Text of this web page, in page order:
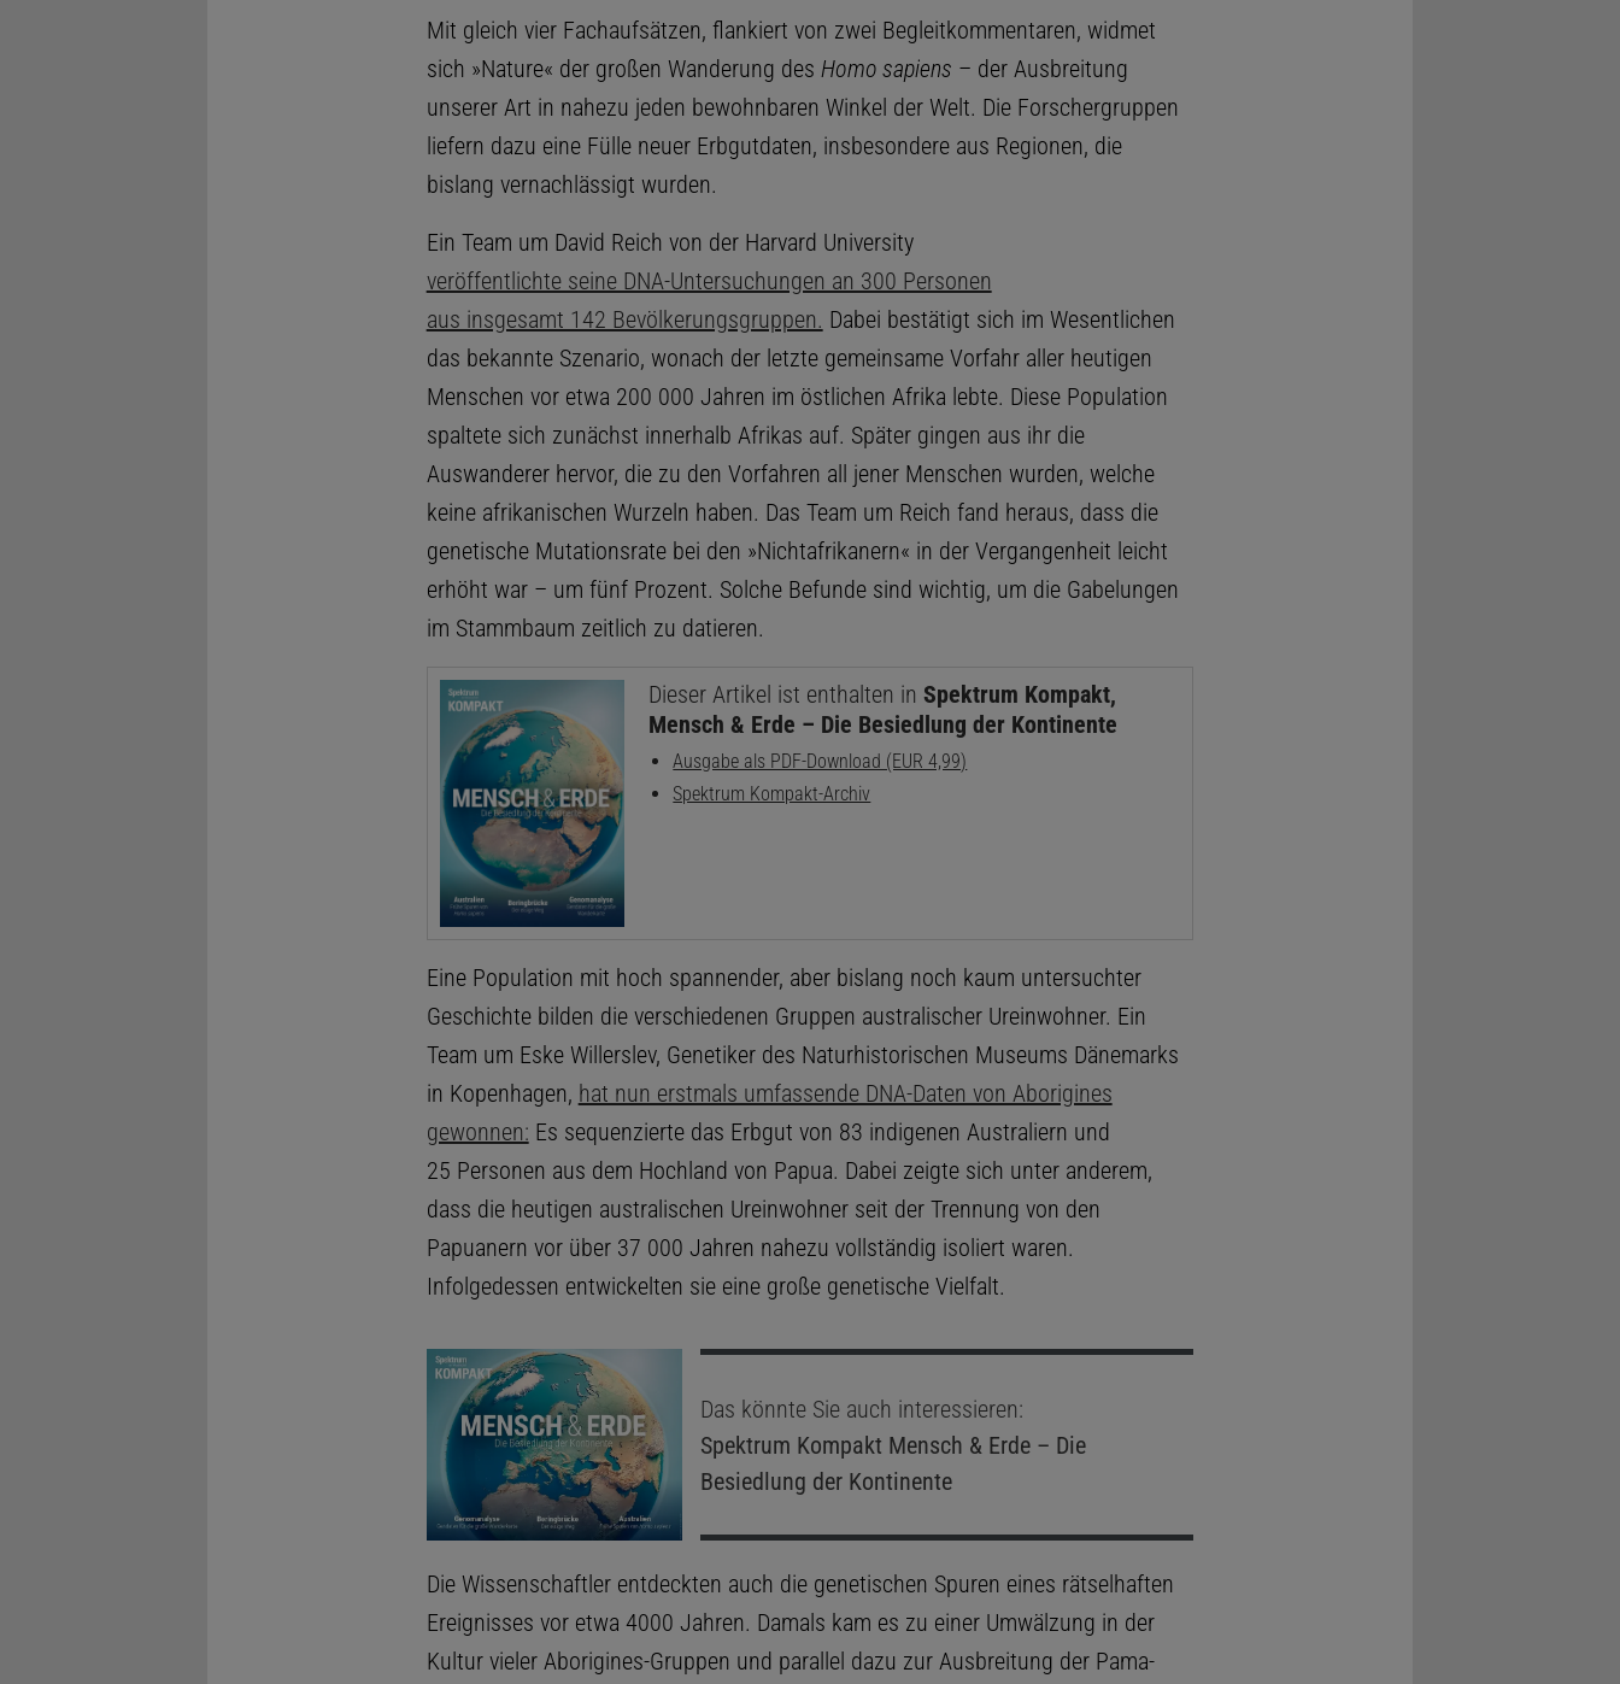
Mit gleich vier Fachaufsätzen, flankiert von zwei Begleitkommentaren, widmet
sich »Nature« der großen Wanderung des Homo sapiens – der Ausbreitung
unserer Art in nahezu jeden bewohnbaren Winkel der Welt. Die Forschergruppen
liefern dazu eine Fülle neuer Erbgutdaten, insbesondere aus Regionen, die
bislang vernachlässigt wurden.
Ein Team um David Reich von der Harvard University
veröffentlichte seine DNA-Untersuchungen an 300 Personen
aus insgesamt 142 Bevölkerungsgruppen. Dabei bestätigt sich im Wesentlichen
das bekannte Szenario, wonach der letzte gemeinsame Vorfahr aller heutigen
Menschen vor etwa 200 000 Jahren im östlichen Afrika lebte. Diese Population
spaltete sich zunächst innerhalb Afrikas auf. Später gingen aus ihr die
Auswanderer hervor, die zu den Vorfahren all jener Menschen wurden, welche
keine afrikanischen Wurzeln haben. Das Team um Reich fand heraus, dass die
genetische Mutationsrate bei den »Nichtafrikanern« in der Vergangenheit leicht
erhöht war – um fünf Prozent. Solche Befunde sind wichtig, um die Gabelungen
im Stammbaum zeitlich zu datieren.
Dieser Artikel ist enthalten inSpektrum Kompakt,
Mensch & Erde – Die Besiedlung der Kontinente
Ausgabe als PDF-Download (EUR 4,99)
Spektrum Kompakt-Archiv
Eine Population mit hoch spannender, aber bislang noch kaum untersuchter
Geschichte bilden die verschiedenen Gruppen australischer Ureinwohner. Ein
Team um Eske Willerslev, Genetiker des Naturhistorischen Museums Dänemarks
in Kopenhagen, hat nun erstmals umfassende DNA-Daten von Aborigines
gewonnen: Es sequenzierte das Erbgut von 83 indigenen Australiern und
25 Personen aus dem Hochland von Papua. Dabei zeigte sich unter anderem,
dass die heutigen australischen Ureinwohner seit der Trennung von den
Papuanern vor über 37 000 Jahren nahezu vollständig isoliert waren.
Infolgedessen entwickelten sie eine große genetische Vielfalt.
Das könnte Sie auch interessieren:
Spektrum Kompakt Mensch & Erde – Die
Besiedlung der Kontinente
Die Wissenschaftler entdeckten auch die genetischen Spuren eines rätselhaften
Ereignisses vor etwa 4000 Jahren. Damals kam es zu einer Umwälzung in der
Kultur vieler Aborigines-Gruppen und parallel dazu zur Ausbreitung der Pama-